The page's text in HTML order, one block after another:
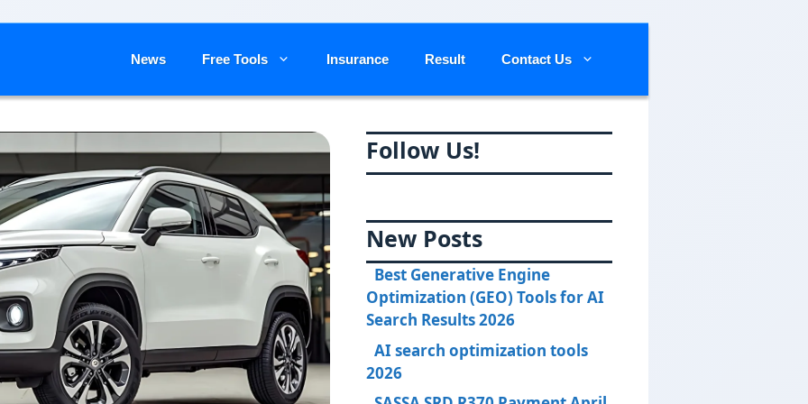
News Free Tools Insurance Result Contact Us
Follow Us!
New Posts
Best Generative Engine
Optimization (GEO) Tools for AI
Search Results 2026
AI search optimization tools
2026